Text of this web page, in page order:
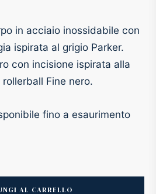
in acciaio inossidabile con
ispirata al grigio Parker.
con incisione ispirata alla
Fine nero.
fino a esaurimento
AL CARRELLO